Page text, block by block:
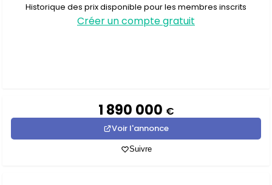
Historique des prix disponible pour les membres inscrits
Créer un compte gratuit
1 890 000 €
Voir l'annonce
Suivre